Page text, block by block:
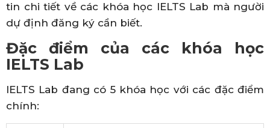
tin chi tiết về các khóa học IELTS Lab mà người
dự định đăng ký cần biết.
Đặc điểm của các khóa học
IELTS Lab
IELTS Lab đang có 5 khóa học với các đặc điểm
chính: